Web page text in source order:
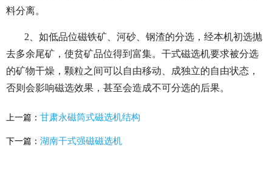
料分离。
2、如低品位磁铁矿、河砂、钢渣的分选，经本机初选抛
去多余尾矿，使贫矿品位得到富集。干式磁选机要求被分选
的矿物干燥，颗粒之间可以自由移动、成独立的自由状态，
否则会影响磁选效果，甚至会造成不可分选的后果。
上一篇： 甘肃永磁筒式磁选机结构
下一篇： 湖南干式强磁磁选机